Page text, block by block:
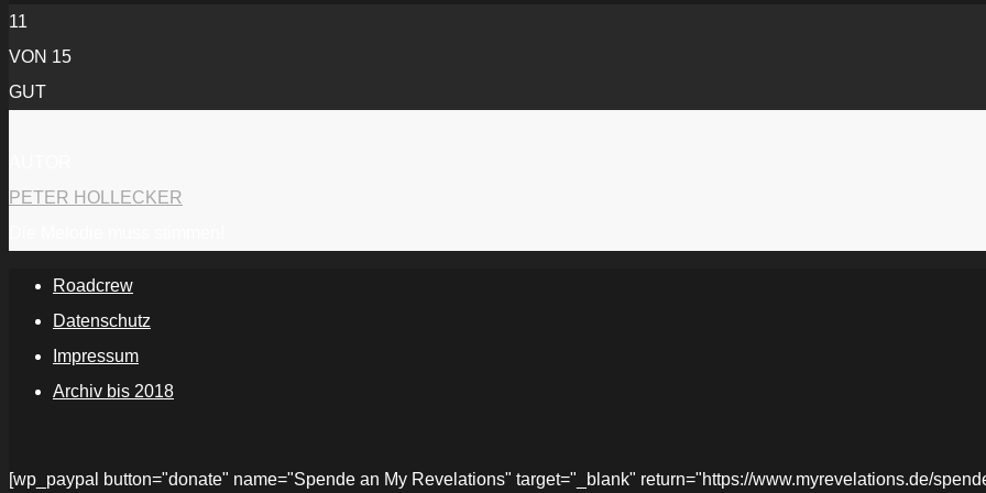
11
VON 15
GUT
PETER HOLLECKER
Roadcrew
Datenschutz
Impressum
Archiv bis 2018
[wp_paypal button="donate" name="Spende an My Revelations" target="_blank" return="https://www.myrevelations.de/